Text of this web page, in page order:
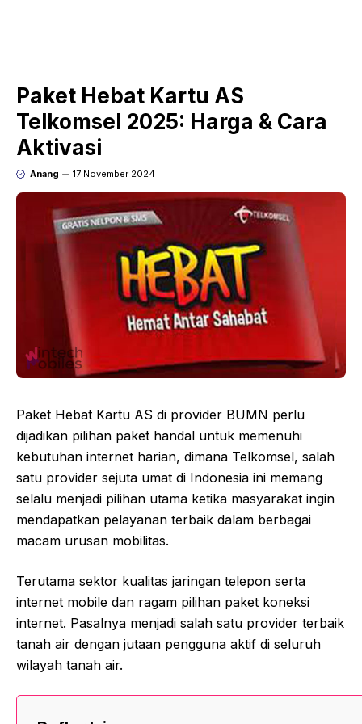
Paket Hebat Kartu AS
Telkomsel 2025: Harga & Cara
Aktivasi
Anang 17 November 2024
Paket Hebat Kartu AS di provider BUMN perlu
dijadikan pilihan paket handal untuk memenuhi
kebutuhan internet harian, dimana Telkomsel, salah
satu provider sejuta umat di Indonesia ini memang
selalu menjadi pilihan utama ketika masyarakat ingin
mendapatkan pelayanan terbaik dalam berbagai
macam urusan mobilitas.
Terutama sektor kualitas jaringan telepon serta
internet mobile dan ragam pilihan paket koneksi
internet. Pasalnya menjadi salah satu provider terbaik
tanah air dengan jutaan pengguna aktif di seluruh
wilayah tanah air.